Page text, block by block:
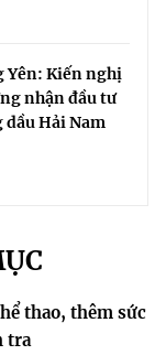
Yên: Kiến nghị
nhận đầu tư
dầu Hải Nam
thao, thêm sức
tra